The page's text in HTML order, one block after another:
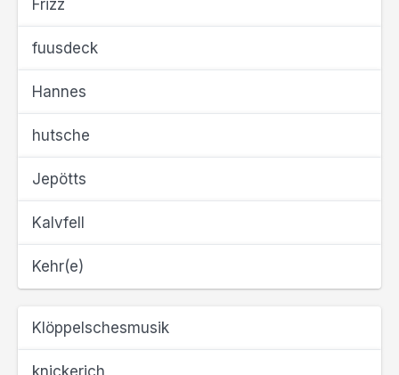
Frizz
fuusdeck
Hannes
hutsche
Jepötts
Kalvfell
Kehr(e)
Klöppelschesmusik
knickerich